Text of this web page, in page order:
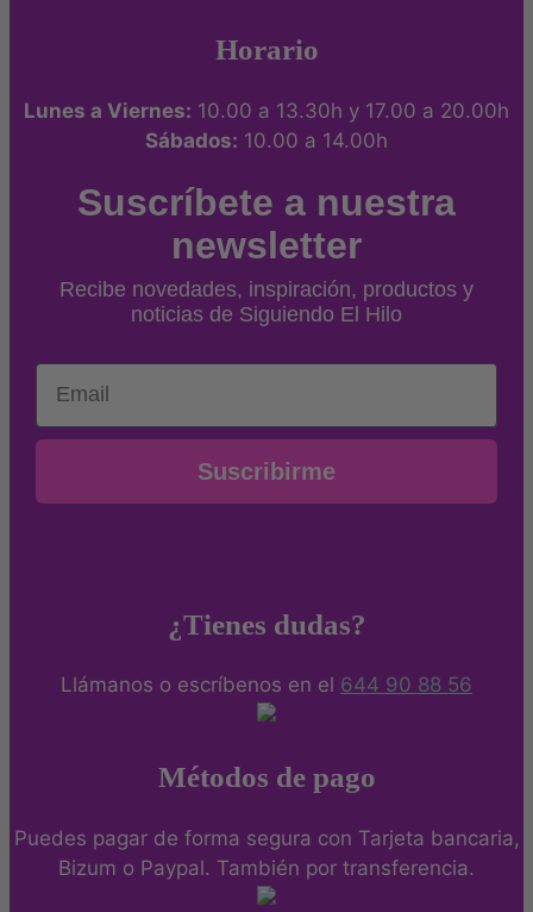
Horario
Lunes a Viernes: 10.00 a 13.30h y 17.00 a 20.00h
Sábados: 10.00 a 14.00h
Suscríbete a nuestra
newsletter
Recibe novedades, inspiración, productos y
noticias de Siguiendo El Hilo
Email
Suscribirme
¿Tienes dudas?
Llámanos o escríbenos en el 644 90 88 56
Métodos de pago
Puedes pagar de forma segura con Tarjeta bancaria,
Bizum o Paypal. También por transferencia.